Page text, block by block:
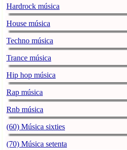
Hardrock música
House música
Techno música
Trance música
Hip hop música
Rap música
Rnb música
(60) Música sixties
(70) Música setenta